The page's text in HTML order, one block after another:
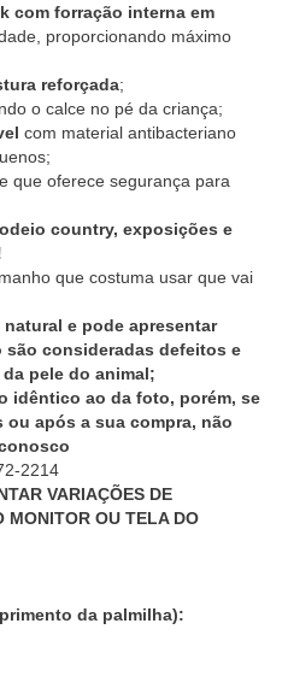
com forração interna em
proporcionando máximo
reforçada;
o calce no pé da criança;
com material antibacteriano
que oferece segurança para
country, exposições e
que costuma usar que vai
e pode apresentar
são consideradas defeitos e
pele do animal;
idêntico ao da foto, porém, se
após a sua compra, não
2214
VARIAÇÕES DE
MONITOR OU TELA DO
da palmilha):